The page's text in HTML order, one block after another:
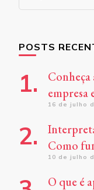
POSTS
empresa
16 de julho
Como
10 de julho
O que é